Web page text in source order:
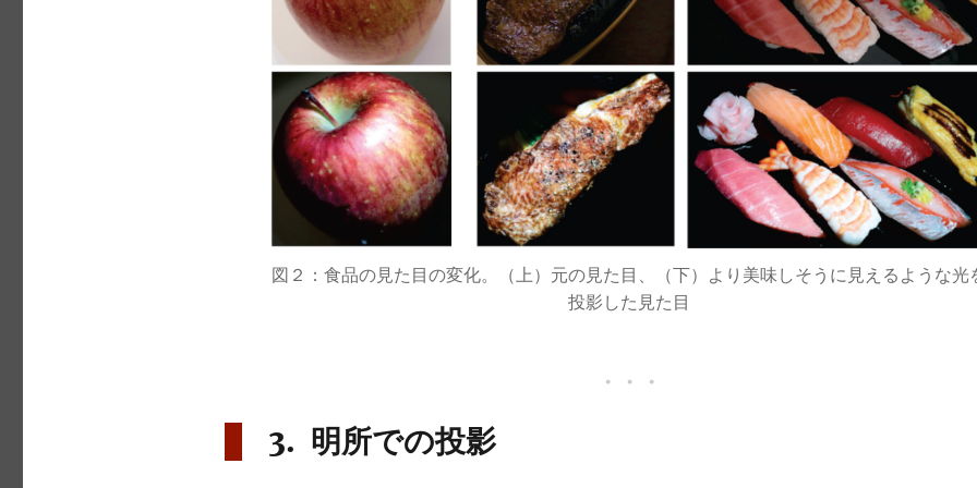
図２：食品の見た目の変化。（上）元の見た目、（下）より美味しそうに見えるような光
投影した見た目
3. 明所での投影